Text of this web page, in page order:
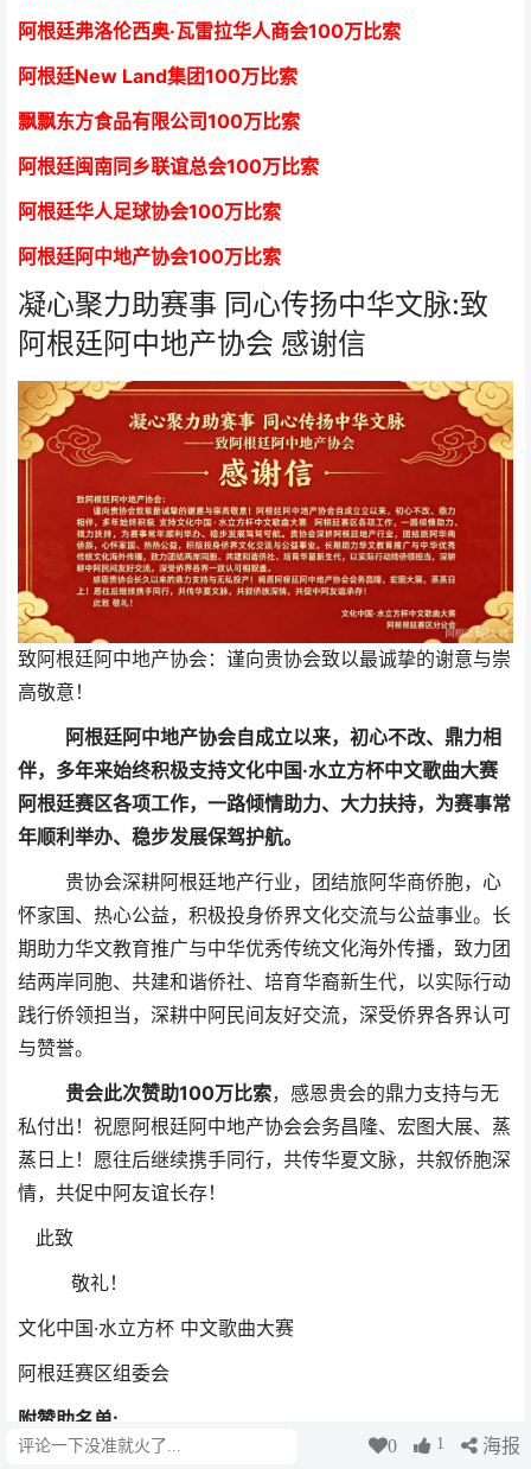
阿根廷弗洛伦西奥·瓦雷拉华人商会100万比索
阿根廷New Land集团100万比索
飘飘东方食品有限公司100万比索
阿根廷闽南同乡联谊总会100万比索
阿根廷华人足球协会100万比索
阿根廷阿中地产协会100万比索
凝心聚力助赛事 同心传扬中华文脉:致
阿根廷阿中地产协会 感谢信
致阿根廷阿中地产协会：谨向贵协会致以最诚挚的谢意与崇
高敬意！
阿根廷阿中地产协会自成立以来，初心不改、鼎力相
伴，多年来始终积极支持文化中国·水立方杯中文歌曲大赛
阿根廷赛区各项工作，一路倾情助力、大力扶持，为赛事常
年顺利举办、稳步发展保驾护航。
贵协会深耕阿根廷地产行业，团结旅阿华商侨胞，心
怀家国、热心公益，积极投身侨界文化交流与公益事业。长
期助力华文教育推广与中华优秀传统文化海外传播，致力团
结两岸同胞、共建和谐侨社、培育华裔新生代，以实际行动
践行侨领担当，深耕中阿民间友好交流，深受侨界各界认可
与赞誉。
贵会此次赞助100万比索， 感恩贵会的鼎力支持与无
私付出！祝愿阿根廷阿中地产协会会务昌隆、宏图大展、蒸
蒸日上！愿往后继续携手同行，共传华夏文脉，共叙侨胞深
情，共促中阿友谊长存！
此致
敬礼！
文化中国·水立方杯 中文歌曲大赛
阿根廷赛区组委会
附赞助名单:
评论 0 1 海报